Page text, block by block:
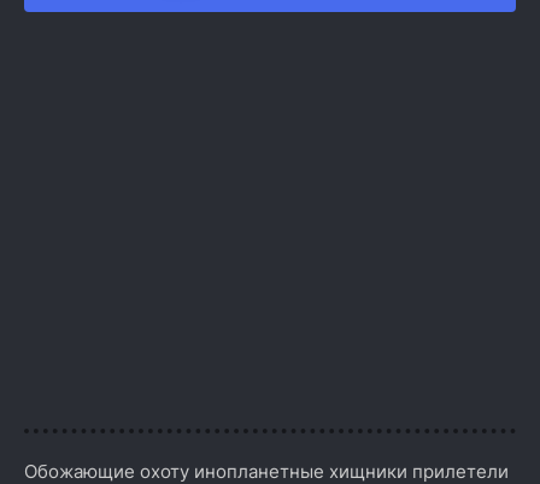
Обожающие охоту инопланетные хищники прилетели